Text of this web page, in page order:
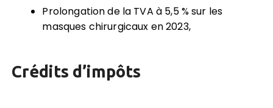
Prolongation de la TVA à 5,5 % sur les
masques chirurgicaux en 2023,
Crédits d’impôts